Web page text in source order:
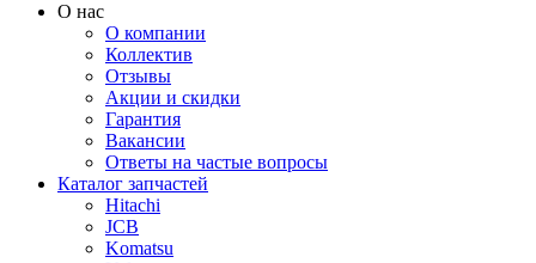
О нас
О компании
Коллектив
Отзывы
Акции и скидки
Гарантия
Вакансии
Ответы на частые вопросы
Каталог запчастей
Hitachi
JCB
Komatsu